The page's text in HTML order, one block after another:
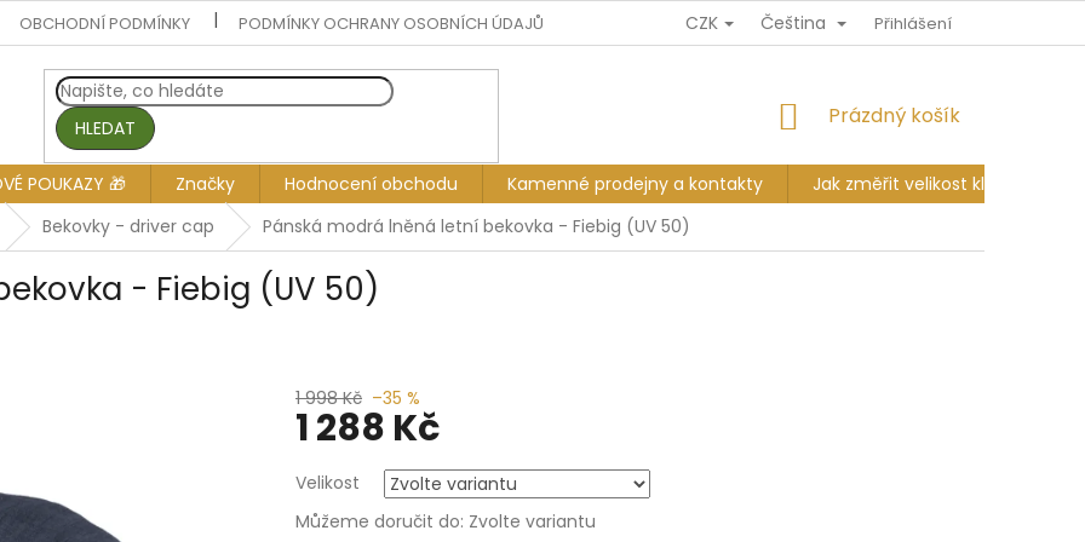
OBCHODNÍ PODMÍNKY PODMÍNKY OCHRANY OSOBNÍCH ÚDAJŮ DOPRAVA A PLATBA VÝMĚNA A VRÁCENÍ
CZK Čeština Přihlášení
HLEDAT
NÁKUPNÍ
Prázdný košík
POUKAZY 🎁 Značky Hodnocení obchodu Kamenné prodejny a kontakty
Jak změřit velikost klobouku?
Bekovky - driver cap Pánská modrá lněná letní bekovka - Fiebig (UV 50)
- Fiebig (UV 50)
1 998 Kč –35 %
1 288 Kč
cena:
Velikost
Můžeme doručit do: Zvolte variantu